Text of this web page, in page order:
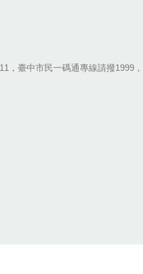
，臺中市民一碼通專線請撥1999